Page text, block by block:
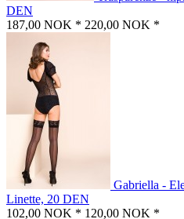
DEN
187,00 NOK * 220,00 NOK *
Gabriella -
Linette, 20 DEN
102,00 NOK * 120,00 NOK *